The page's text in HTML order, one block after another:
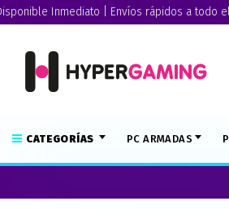
Inmediato | Envíos rápidos a todo el
CATEGORÍAS PC ARMADAS